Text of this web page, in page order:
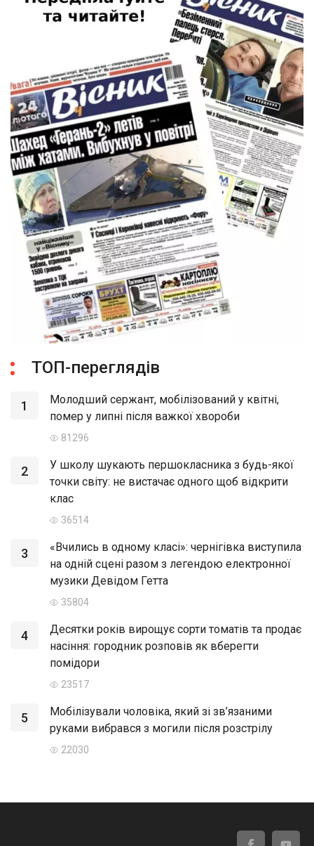
ТОП-переглядів
1
Молодший сержант, мобілізований у квітні,
помер у липні після важкої хвороби
81296
2
У школу шукають першокласника з будь-якої
точки світу: не вистачає одного щоб відкрити
клас
36514
3
«Вчились в одному класі»: чернігівка виступила
на одній сцені разом з легендою електронної
музики Девідом Гетта
35804
4
Десятки років вирощує сорти томатів та продає
насіння: городник розповів як вберегти
помідори
23517
5
Мобілізували чоловіка, який зі зв’язаними
руками вибрався з могили після розстрілу
22030